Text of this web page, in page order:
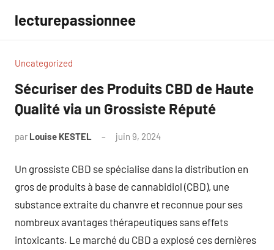
contenu
lecturepassionnee
Uncategorized
Sécuriser des Produits CBD de Haute
Qualité via un Grossiste Réputé
par Louise KESTEL juin 9, 2024
Un grossiste CBD se spécialise dans la distribution en
gros de produits à base de cannabidiol (CBD), une
substance extraite du chanvre et reconnue pour ses
nombreux avantages thérapeutiques sans effets
intoxicants. Le marché du CBD a explosé ces dernières